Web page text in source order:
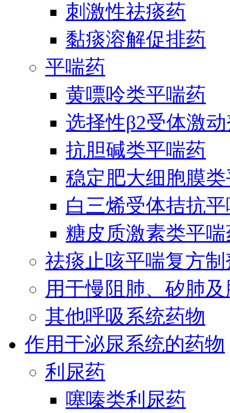
刺激性祛痰药
黏痰溶解促排药
平喘药
黄嘌呤类平喘药
选择性β2受体激
抗胆碱类平喘药
稳定肥大细胞膜
白三烯受体拮抗
糖皮质激素类平
祛痰止咳平喘复方制
用于慢阻肺、矽肺
其他呼吸系统药物
作用于泌尿系统的药物
利尿药
噻嗪类利尿药